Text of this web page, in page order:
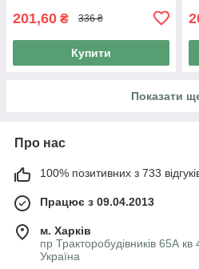
201,60 ₴ 336 ₴
Купити
Показати
Про нас
100% позитивних з 733
Працює з 09.04.2013
м. Харків
пр Тракторобудівників 65А кв
Україна